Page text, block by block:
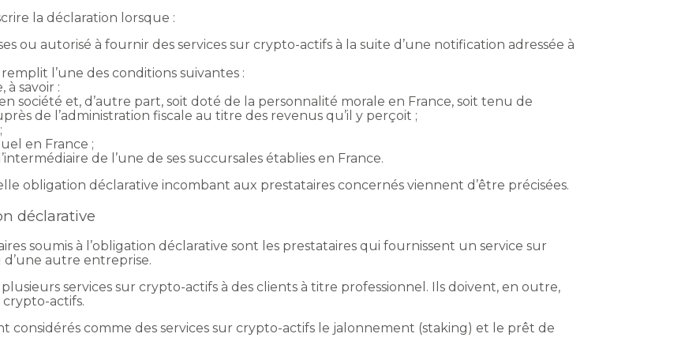
la déclaration lorsque :
ou autorisé à fournir des services sur crypto-actifs à la suite d’une notification adressée à
l’une des conditions suivantes :
à savoir :
société et, d’autre part, soit doté de la personnalité morale en France, soit tenu de
de l’administration fiscale au titre des revenus qu’il y perçoit ;
en France ;
de l’une de ses succursales établies en France.
obligation déclarative incombant aux prestataires concernés viennent d’être précisées.
déclarative
soumis à l’obligation déclarative sont les prestataires qui fournissent un service sur
d’une autre entreprise.
services sur crypto-actifs à des clients à titre professionnel. Ils doivent, en outre,
actifs.
considérés comme des services sur crypto-actifs le jalonnement (staking) et le prêt de